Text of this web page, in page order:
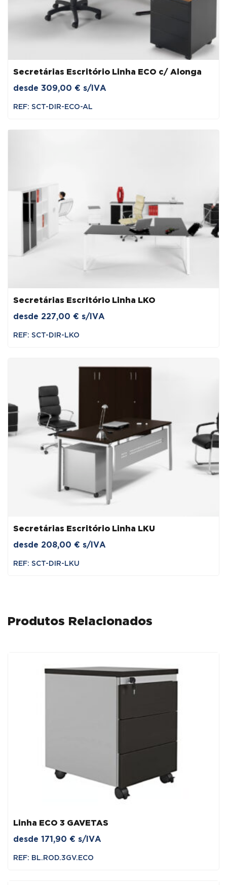
Secretárias Escritório Linha ECO c/ Alonga
desde 309,00 € s/IVA
REF: SCT-DIR-ECO-AL
Secretárias Escritório Linha LKO
desde 227,00 € s/IVA
REF: SCT-DIR-LKO
Secretárias Escritório Linha LKU
desde 208,00 € s/IVA
REF: SCT-DIR-LKU
Produtos Relacionados
Linha ECO 3 GAVETAS
desde 171,90 € s/IVA
REF: BL.ROD.3GV.ECO